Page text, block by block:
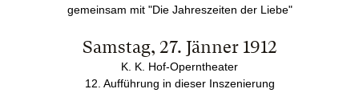
gemeinsam mit "Die Jahreszeiten der Liebe"
Samstag, 27. Jänner 1912
K. K. Hof-Operntheater
12. Aufführung in dieser Inszenierung